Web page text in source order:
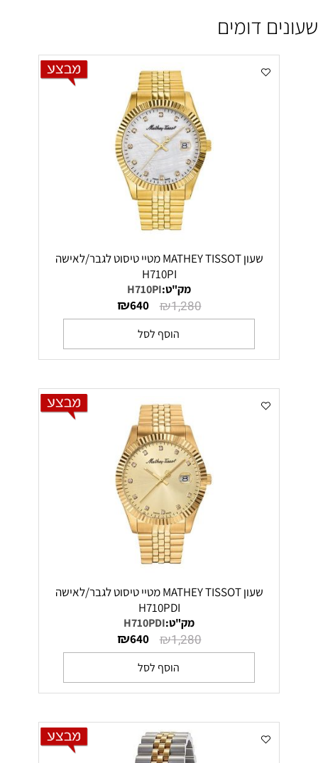
שעונים דומים
שעון MATHEY TISSOT מטיי טיסוט לגבר/לאישה
H710PI
מק"ט:H710PI
₪1,280
₪640
הוסף לסל
שעון MATHEY TISSOT מטיי טיסוט לגבר/לאישה
H710PDI
מק"ט:H710PDI
₪1,280
₪640
הוסף לסל